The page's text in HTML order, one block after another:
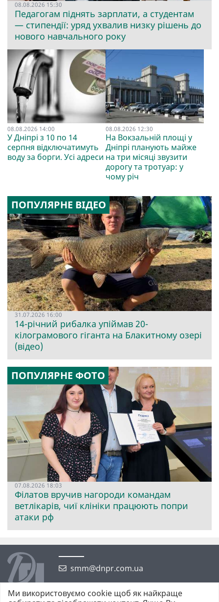
08.08.2026 15:30
Педагогам піднять зарплати, а студентам
— стипендії: уряд ухвалив низку рішень до
нового навчального року
08.08.2026 14:00
У Дніпрі з 10 по 14
серпня відключатимуть
воду за борги. Усі адреси
08.08.2026 12:30
На Вокзальній площі у
Дніпрі планують майже
на три місяці звузити
дорогу та тротуар: у
чому річ
ПОПУЛЯРНЕ ВІДЕО
31.07.2026 16:00
14-річний рибалка упіймав 20-
кілограмового гіганта на Блакитному озері
(відео)
ПОПУЛЯРНЕ ФОТО
07.08.2026 18:03
Філатов вручив нагороди командам
ветлікарів, чиї клініки працюють попри
атаки рф
smm@dnpr.com.ua
Ми використовуємо cookie щоб як найкраще